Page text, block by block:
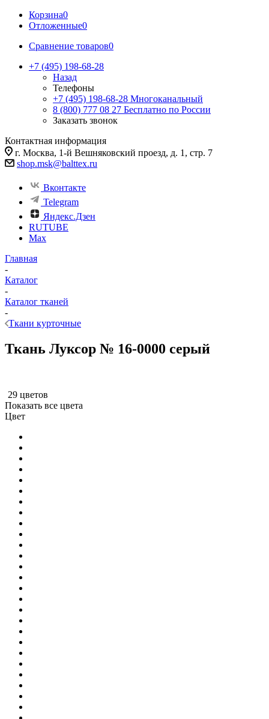
Корзина0
Отложенные0
Сравнение товаров0
+7 (495) 198-68-28
Назад
Телефоны
+7 (495) 198-68-28 Многоканальный
8 (800) 777 08 27 Бесплатно по России
Заказать звонок
Контактная информация
г. Москва, 1-й Вешняковский проезд, д. 1, стр. 7
shop.msk@balttex.ru
Вконтакте
Telegram
Яндекс.Дзен
RUTUBE
Max
Главная
-
Каталог
-
Каталог тканей
-
Ткани курточные
Ткань Луксор № 16-0000 серый
29 цветов
Показать все цвета
Цвет